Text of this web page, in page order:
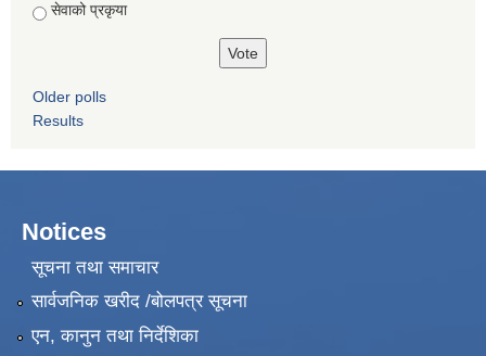
सेवाको प्रकृया
Older polls
Results
Notices
सूचना तथा समाचार
सार्वजनिक खरीद /बोलपत्र सूचना
एन, कानुन तथा निर्देशिका